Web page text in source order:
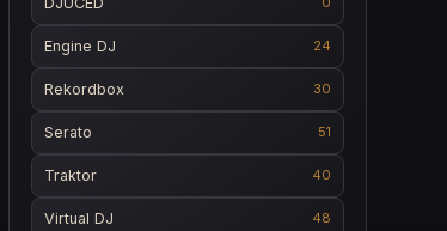
Engine DJ 24
Rekordbox 30
Serato 51
Traktor 40
Virtual DJ 48